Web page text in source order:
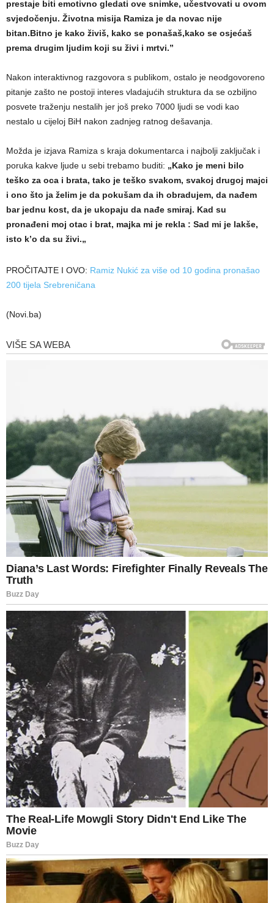
prestaje biti emotivno gledati ove snimke, učestvovati u ovom
svjedočenju. Životna misija Ramiza je da novac nije
bitan.Bitno je kako živiš, kako se ponašaš,kako se osjećaš
prema drugim ljudim koji su živi i mrtvi.”
Nakon interaktivnog razgovora s publikom, ostalo je neodgovoreno
pitanje zašto ne postoji interes vladajućih struktura da se ozbiljno
posvete traženju nestalih jer još preko 7000 ljudi se vodi kao
nestalo u cijeloj BiH nakon zadnjeg ratnog dešavanja.
Možda je izjava Ramiza s kraja dokumentarca i najbolji zaključak i
poruka kakve ljude u sebi trebamo buditi: „Kako je meni bilo
teško za oca i brata, tako je teško svakom, svakoj drugoj majci
i ono što ja želim je da pokušam da ih obradujem, da nađem
bar jednu kost, da je ukopaju da nađe smiraj. Kad su
pronađeni moj otac i brat, majka mi je rekla : Sad mi je lakše,
isto k’o da su živi.„
PROČITAJTE I OVO: Ramiz Nukić za više od 10 godina pronašao
200 tijela Srebreničana
(Novi.ba)